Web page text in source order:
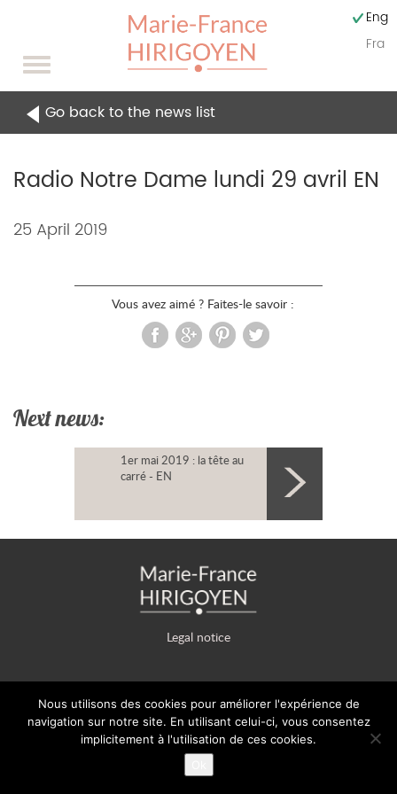
Toggle
Go back to the news list
Radio Notre Dame lundi 29 avril EN
Content
25 April 2019
Vous avez aimé ? Faites-le savoir :
Next news:
1er mai 2019 : la tête au
carré - EN
Legal notice
© 2009-2026 Copyright Marie-France HIRIGOYEN - This site and
its content are the property of Marie-France Hirigoyen.
Nous utilisons des cookies pour améliorer l'expérience de
navigation sur notre site. En utilisant celui-ci, vous consentez
implicitement à l'utilisation de ces cookies.